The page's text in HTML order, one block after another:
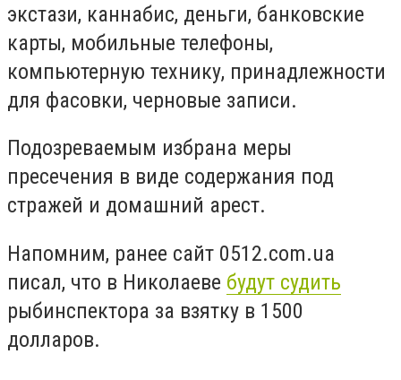
экстази, каннабис, деньги, банковские
карты, мобильные телефоны,
компьютерную технику, принадлежности
для фасовки, черновые записи.
Подозреваемым избрана меры
пресечения в виде содержания под
стражей и домашний арест.
Напомним, ранее сайт 0512.com.ua
писал, что в Николаеве будут судить
рыбинспектора за взятку в 1500
долларов.